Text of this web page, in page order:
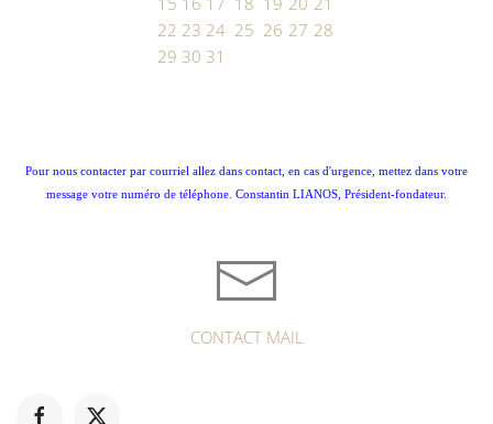
22 23 24 25 26 27 28
29 30 31
Pour nous contacter par courriel allez dans contact, en cas d'urgence, mettez dans votre
message votre numéro de téléphone. Constantin LIANOS, Président-fondateur.
CONTACT MAIL